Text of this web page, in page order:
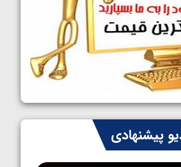
جهان؛ رقبای نمایندگان
جهان؛ سکوی تیمی
مدال در پنج وزن دوم
جهانپیشنهادی